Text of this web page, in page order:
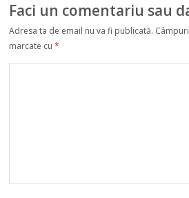
Faci un comentariu sau
Adresa ta de email nu va fi publicată.
marcate cu*